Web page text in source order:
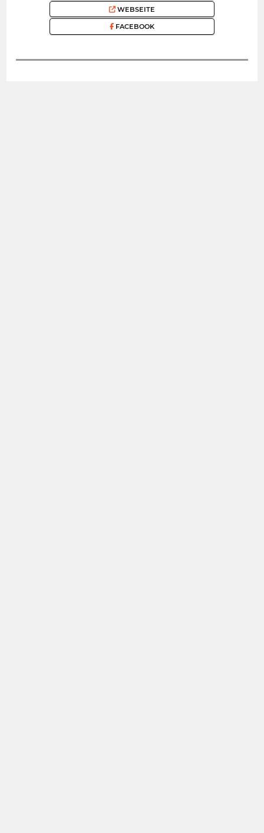
WEBSEITE
FACEBOOK